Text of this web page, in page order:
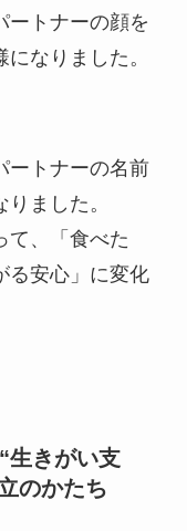
ートナーの顔を
なりました。
ートナーの名前
ました。
て、「食べた
る安心」に変化
生きがい支
のかたち